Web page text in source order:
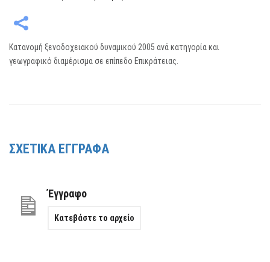
Κατανομή ξενοδοχειακού δυναμικού 2005 ανά κατηγορία και
γεωγραφικό διαμέρισμα σε επίπεδο Επικράτειας.
ΣΧΕΤΙΚΑ ΕΓΓΡΑΦΑ
Έγγραφο
Κατεβάστε το αρχείο